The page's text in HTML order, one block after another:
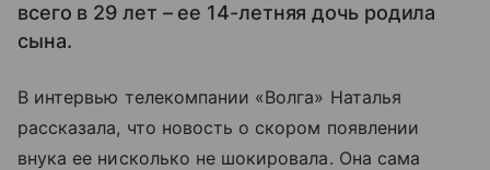
всего в 29 лет – ее 14-летняя дочь родила
сына.
В интервью телекомпании «Волга» Наталья
рассказала, что новость о скором появлении
внука ее нисколько не шокировала. Она сама